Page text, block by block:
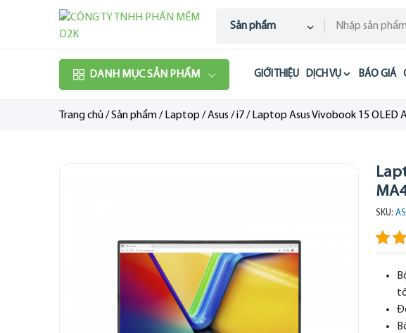
Sản phẩm
DANH MỤC SẢN PHẨM GIỚI THIỆU DỊCH VỤ BÁO GIÁ
Trang chủ/Sản phẩm/ Laptop /Asus /i7/ Laptop Asus Vivobook 15 OLED
SKU: